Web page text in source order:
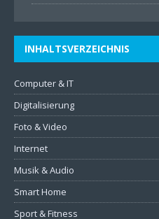
INHALTSVERZEICHNIS
Computer & IT
Digitalisierung
Foto & Video
Internet
Musik & Audio
Smart Home
Sport & Fitness